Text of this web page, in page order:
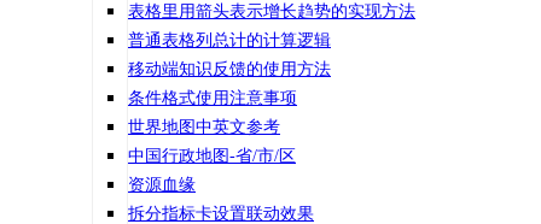
表格里用箭头表示增长趋势的实现方法
普通表格列总计的计算逻辑
移动端知识反馈的使用方法
条件格式使用注意事项
世界地图中英文参考
中国行政地图-省/市/区
资源血缘
拆分指标卡设置联动效果